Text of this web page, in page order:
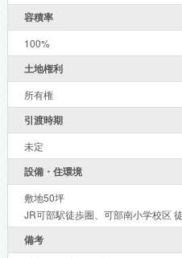
容積率
100%
土地権利
所有権
引渡時期
未定
設備・住環境
敷地50坪
JR可部駅徒歩圏、可部南小学校区
備考